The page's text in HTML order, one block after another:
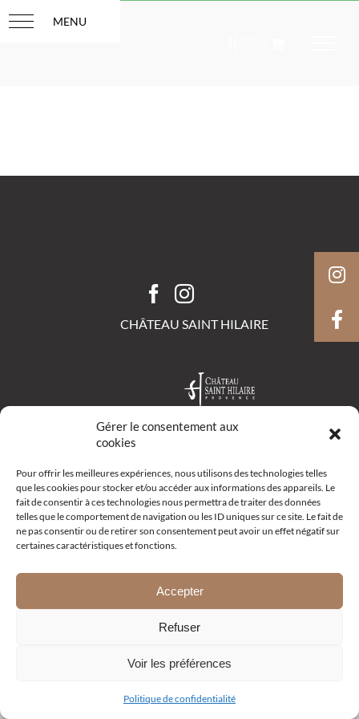
Gérer le consentement aux
cookies
Pour offrir les meilleures expériences, nous utilisons des technologies telles
que les cookies pour stocker et/ou accéder aux informations des appareils. Le
fait de consentir à ces technologies nous permettra de traiter des données
telles que le comportement de navigation ou les ID uniques sur ce site. Le fait de
ne pas consentir ou de retirer son consentement peut avoir un effet négatif sur
certaines caractéristiques et fonctions.
Accepter
Refuser
Voir les préférences
Politique de confidentialité
au
CHÂTEAU SAINT HILAIRE
13111 Coudoux
+33 (0)4 42 52 10 68
Email
Politique de confidentialité